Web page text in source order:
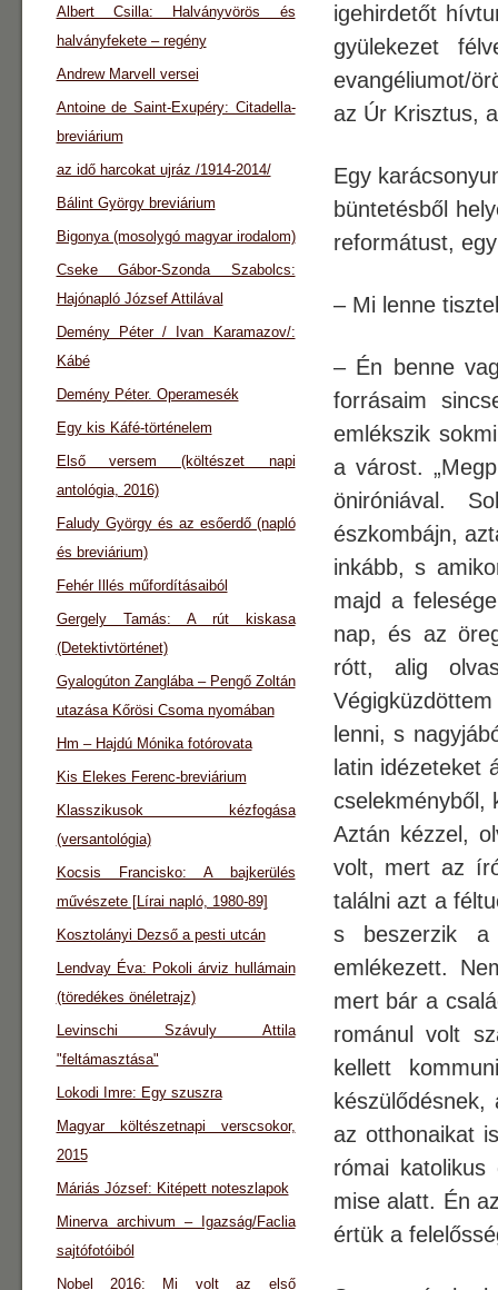
igehirdetőt
gyülekezet
evangéliumot/
az Úr Krisztus,
Egy
büntetésből
reformátust,
– Mi lenne
– Én benne
forrásaim
emlékszik
a várost.
öniróniával.
észkombájn,
inkább, s
majd a
nap, és az
rótt, alig
lenni, s
latin idézeteket
cselekményből,
Aztán kézzel,
volt, mert az
találni azt a
s beszerzik a
emlékezett.
mert bár a
románul volt
kellett
az otthonaikat
római
mise alatt. Én
értük a
Albert Csilla: Halványvörös és
halványfekete – regény
Andrew Marvell versei
Antoine de Saint-Exupéry: Citadella-
breviárium
az idő harcokat ujráz /1914-2014/
Bálint György breviárium
Bigonya (mosolygó magyar irodalom)
Cseke Gábor-Szonda Szabolcs:
Hajónapló József Attilával
Demény Péter / Ivan Karamazov/:
Kábé
Demény Péter. Operamesék
Egy kis Káfé-történelem
Első versem (költészet napi
antológia, 2016)
Faludy György és az esőerdő (napló
és breviárium)
Fehér Illés műfordításaiból
Gergely Tamás: A rút kiskasa
(Detektivtörténet)
Gyalogúton Zanglába – Pengő Zoltán
utazása Kőrösi Csoma nyomában
Hm – Hajdú Mónika fotórovata
Kis Elekes Ferenc-breviárium
Klasszikusok kézfogása
(versantológia)
Kocsis Francisko: A bajkerülés
művészete [Lírai napló, 1980-89]
Kosztolányi Dezső a pesti utcán
Lendvay Éva: Pokoli árviz hullámain
(töredékes önéletrajz)
Levinschi Szávuly Attila
"feltámasztása"
Lokodi Imre: Egy szuszra
Magyar költészetnapi verscsokor,
2015
Máriás József: Kitépett noteszlapok
Minerva archivum – Igazság/Faclia
sajtófotóiból
Nobel 2016: Mi volt az első